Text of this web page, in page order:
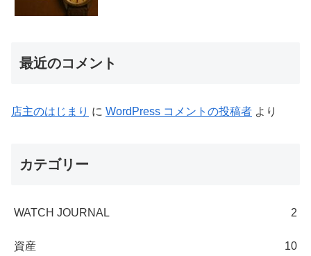
最近のコメント
店主のはじまり に WordPress コメントの投稿者 より
カテゴリー
WATCH JOURNAL 2
資産 10